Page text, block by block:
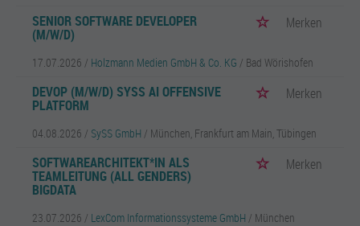
SENIOR SOFTWARE DEVELOPER
(M/W/D)
Merken
17.07.2026 / Holzmann Medien GmbH & Co. KG / Bad Wörishofen
DEVOP (M/W/D) SYSS AI OFFENSIVE
PLATFORM
Merken
04.08.2026 / SySS GmbH / München, Frankfurt am Main, Tübingen
SOFTWAREARCHITEKT*IN ALS
TEAMLEITUNG (ALL GENDERS)
BIGDATA
Merken
23.07.2026 / LexCom Informationssysteme GmbH / München